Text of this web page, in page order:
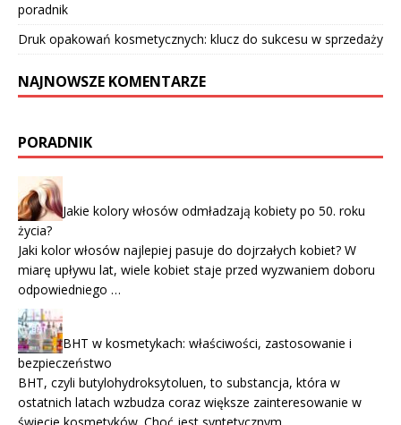
poradnik
Druk opakowań kosmetycznych: klucz do sukcesu w sprzedaży
NAJNOWSZE KOMENTARZE
PORADNIK
Jakie kolory włosów odmładzają kobiety po 50. roku
życia?
Jaki kolor włosów najlepiej pasuje do dojrzałych kobiet? W
miarę upływu lat, wiele kobiet staje przed wyzwaniem doboru
odpowiedniego …
BHT w kosmetykach: właściwości, zastosowanie i
bezpieczeństwo
BHT, czyli butylohydroksytoluen, to substancja, która w
ostatnich latach wzbudza coraz większe zainteresowanie w